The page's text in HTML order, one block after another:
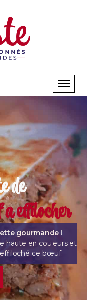
:
article
2026 la
!
porteuse
le